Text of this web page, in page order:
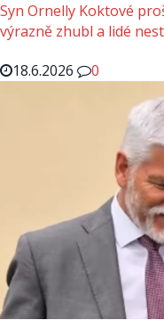
Syn Ornelly Koktové
výrazně zhubl a lidé
18.6.2026
0